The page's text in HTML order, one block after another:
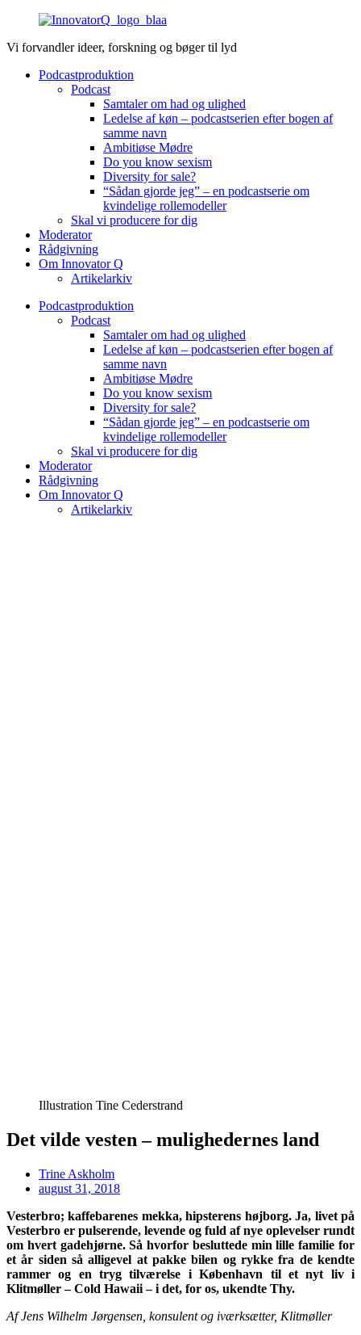
indhold
Vi forvandler ideer, forskning og bøger til lyd
Podcastproduktion
Podcast
Samtaler om had og ulighed
Ledelse af køn – podcastserien efter bogen af
samme navn
Ambitiøse Mødre
Do you know sexism
Diversity for sale?
“Sådan gjorde jeg” – en podcastserie om
kvindelige rollemodeller
Skal vi producere for dig
Moderator
Rådgivning
Om Innovator Q
Artikelarkiv
Podcastproduktion
Podcast
Samtaler om had og ulighed
Ledelse af køn – podcastserien efter bogen af
samme navn
Ambitiøse Mødre
Do you know sexism
Diversity for sale?
“Sådan gjorde jeg” – en podcastserie om
kvindelige rollemodeller
Skal vi producere for dig
Moderator
Rådgivning
Om Innovator Q
Artikelarkiv
Illustration Tine Cederstrand
Det vilde vesten – mulighedernes land
Trine Askholm
august 31, 2018
Vesterbro; kaffebarenes mekka, hipsterens højborg. Ja, livet på
Vesterbro er pulserende, levende og fuld af nye oplevelser rundt
om hvert gadehjørne. Så hvorfor besluttede min lille familie for
et år siden så alligevel at pakke bilen og rykke fra de kendte
rammer og en tryg tilværelse i København til et nyt liv i
Klitmøller – Cold Hawaii – i det, for os, ukendte Thy.
Af Jens Wilhelm Jørgensen, konsulent og iværksætter, Klitmøller